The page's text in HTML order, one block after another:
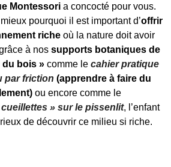
Montessori a concocté pour vous.
pourquoi il est important d’offrir
riche où la nature doit avoir
à nos supports botaniques de
du bois » comme le cahier pratique
par friction (apprendre à faire du
ou encore comme le
» sur le pissenlit, l’enfant
de découvrir ce milieu si riche.